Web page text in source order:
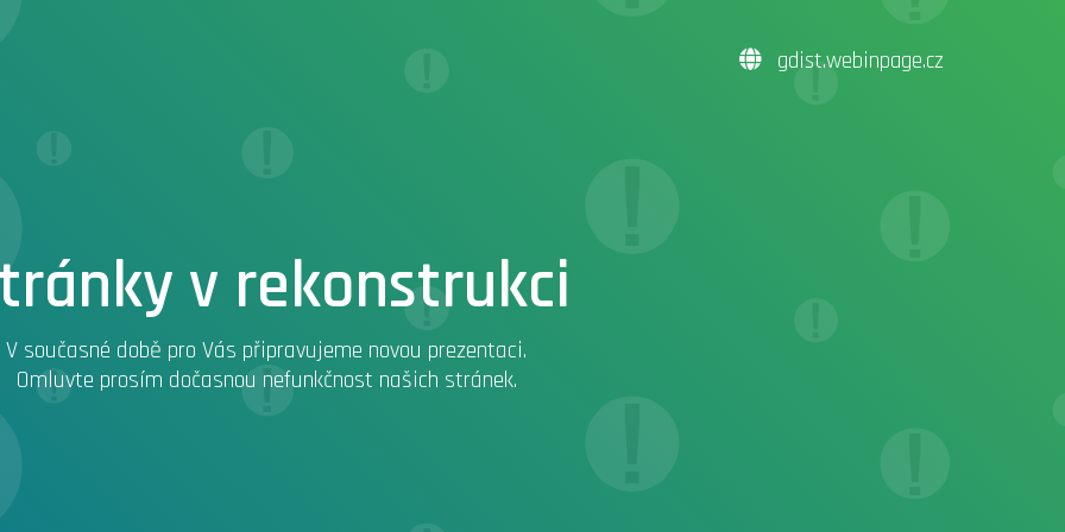
gdist.webinpage.cz
v rekonstrukci
V současné době pro Vás připravujeme novou prezentaci.
Omluvte prosím dočasnou nefunkčnost našich stránek.